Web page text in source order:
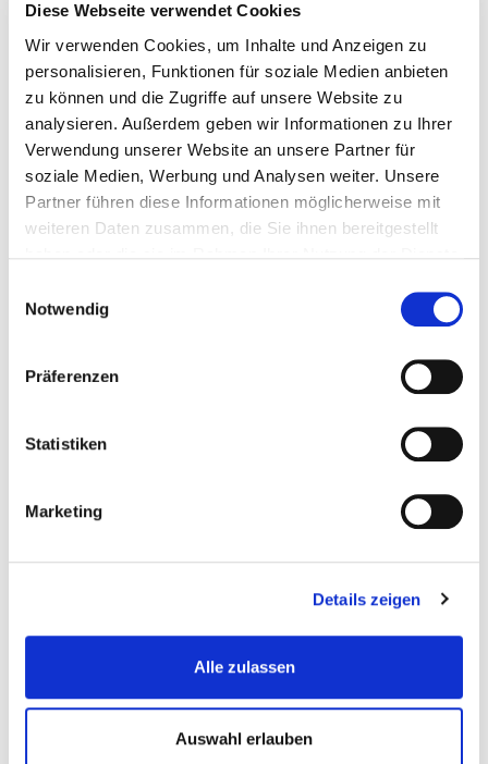
Diese Webseite verwendet Cookies
Wir verwenden Cookies, um Inhalte und Anzeigen zu
personalisieren, Funktionen für soziale Medien anbieten
zu können und die Zugriffe auf unsere Website zu
analysieren. Außerdem geben wir Informationen zu Ihrer
Verwendung unserer Website an unsere Partner für
soziale Medien, Werbung und Analysen weiter. Unsere
Partner führen diese Informationen möglicherweise mit
weiteren Daten zusammen, die Sie ihnen bereitgestellt
Notwendig
Präferenzen
Statistiken
Marketing
Details zeigen
Alle zulassen
Auswahl erlauben
Jetzt kommentieren